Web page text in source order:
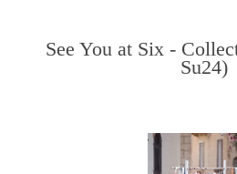
See You at Six -
Su24)